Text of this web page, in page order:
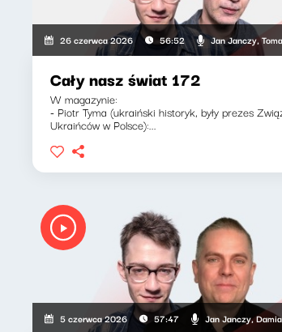
26 czerwca 2026 56:52 Jan Janczy,
Cały nasz świat 172
W magazynie:
- Piotr Tyma (ukraiński historyk, były prezes
Ukraińców w Polsce):...
5 czerwca 2026 57:47 Jan Janczy,